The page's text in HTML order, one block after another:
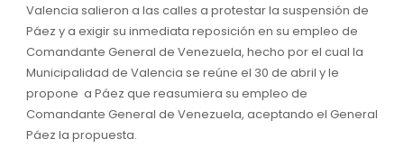
Valencia salieron a las calles a protestar la suspensión de
Páez y a exigir su inmediata reposición en su empleo de
Comandante General de Venezuela, hecho por el cual la
Municipalidad de Valencia se reúne el 30 de abril y le
propone a Páez que reasumiera su empleo de
Comandante General de Venezuela, aceptando el General
Páez la propuesta.